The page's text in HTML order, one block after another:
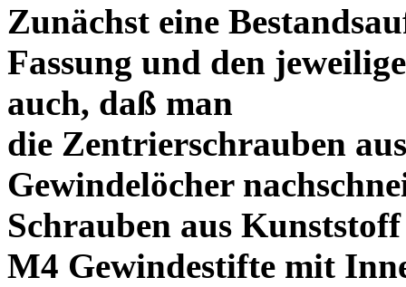
Zunächst eine
Fassung und den
auch, daß man
die Zentrierschrauben
Gewindelöcher
Schrauben aus
M4 Gewindestifte mit